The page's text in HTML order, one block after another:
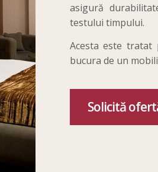
asigură
testului timpului.
Acesta este
bucura de un
Solicită